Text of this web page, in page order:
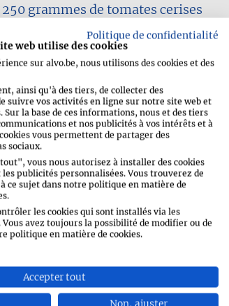
250 grammes de tomates cerises
citron vert (épluché, en rondelles)
2citron vert (sap)
sel et poivre
IMPRIMER LA RECETTE
WHATSAPP EMAIL
Politique de confidentialité
web utilise des cookies
sur alvo.be, nous utilisons des cookies et des
ainsi qu'à des tiers, de collecter des
suivre vos activités en ligne sur notre site web et
la base de ces informations, nous et des tiers
et nos publicités à vos intérêts et à
vous permettent de partager des
sociaux.
vous nous autorisez à installer des cookies
publicités personnalisées. Vous trouverez de
ce sujet dans notre politique en matière de
les cookies qui sont installés via les
avez toujours la possibilité de modifier ou de
politique en matière de cookies.
Accepter tout